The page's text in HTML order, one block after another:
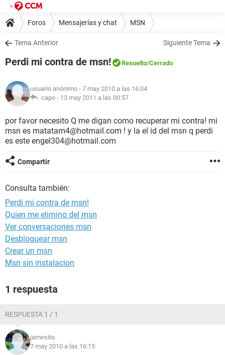
Foros Mensajerías y chat MSN
Tema Anterior Siguiente Tema
Perdi mi contra de msn! Resuelto/Cerrado
usuario anónimo - 7 may 2010 a las 16:04
capo - 13 may 2011 a las 00:57
por favor necesito Q me digan como recuperar mi contra! mi
msn es matatam4@hotmail.com ! y la el id del msn q perdi
es este engel304@hotmail.com
Compartir
Consulta también:
Perdi mi contra de msn!
Quien me elimino del msn
Ver conversaciones msn
Desbloquear msn
Crear un msn
Msn sin instalacion
1 respuesta
RESPUESTA 1 / 1
jamesito
7 may 2010 a las 16:15